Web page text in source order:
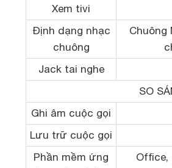
Xem tivi
Định dạng nhạc
chuông
Chuông
Jack tai nghe
SO
Ghi âm cuộc gọi
Lưu trữ cuộc gọi
Phần mềm ứng
Office,